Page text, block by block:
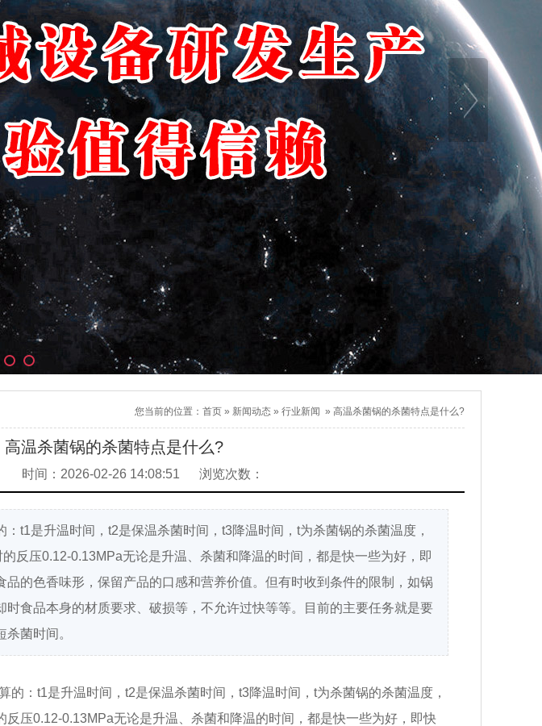
您当前的位置： 首页» 新闻动态» 行业新闻 » 高温杀菌锅的杀菌特点是什么?
高温杀菌锅的杀菌特点是什么?
时间：2026-02-26 14:08:51 浏览次数：
t1是升温时间，t2是保温杀菌时间，t3降温时间，t为杀菌锅的杀菌温度，
反压0.12-0.13MPa无论是升温、杀菌和降温的时间，都是快一些为好，即
的色香味形，保留产品的口感和营养价值。但有时收到条件的限制，如锅
食品本身的材质要求、破损等，不允许过快等等。目前的主要任务就是要
菌时间。
的：t1是升温时间，t2是保温杀菌时间，t3降温时间，t为杀菌锅的杀菌温度，
压0.12-0.13MPa无论是升温、杀菌和降温的时间，都是快一些为好，即快